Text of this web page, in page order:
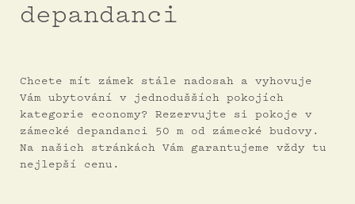
depandanci
Chcete mít zámek stále nadosah a vyhovuje
Vám ubytování v jednodušších pokojích
kategorie economy? Rezervujte si pokoje v
zámecké depandanci 50 m od zámecké budovy.
Na našich stránkách Vám garantujeme vždy tu
nejlepší cenu.